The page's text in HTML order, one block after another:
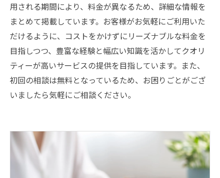
用される期間により、料金が異なるため、詳細な情報を
まとめて掲載しています。お客様がお気軽にご利用いた
だけるように、コストをかけずにリーズナブルな料金を
目指しつつ、豊富な経験と幅広い知識を活かしてクオリ
ティーが高いサービスの提供を目指しています。また、
初回の相談は無料となっているため、お困りごとがござ
いましたら気軽にご相談ください。